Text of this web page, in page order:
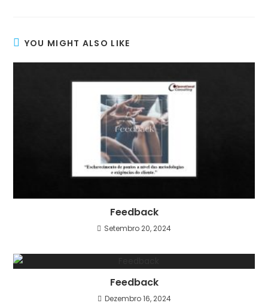
YOU MIGHT ALSO LIKE
Feedback
Setembro 20, 2024
Feedback
Dezembro 16, 2024